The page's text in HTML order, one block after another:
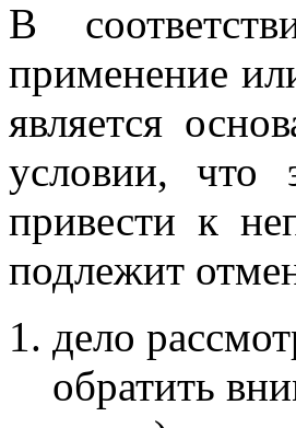
В
применение
является
условии, что
привести к
подлежит
дело
обратить